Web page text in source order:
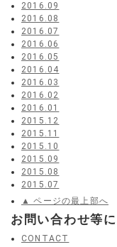
2016.09
2016.08
2016.07
2016.06
2016.05
2016.04
2016.03
2016.02
2016.01
2015.12
2015.11
2015.10
2015.09
2015.08
2015.07
▲ ページの最上部へ
お問い合わせ等
CONTACT